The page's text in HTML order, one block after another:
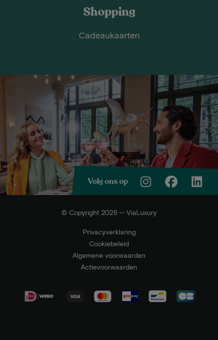
Shopping
Cadeaukaarten
Volg ons op
© Copyright 2026 — ViaLuxury
Privacyverklaring
Cookiebeleid
Algemene voorwaarden
Actievoorwaarden